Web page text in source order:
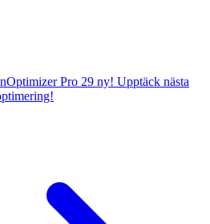
Pro 29 ny! Upptäck nästa